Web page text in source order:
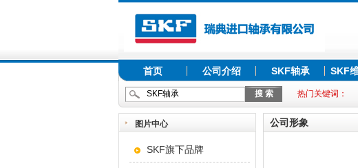
首页 公司介绍 SKF轴承 SKF
热门关键词：
图片中心
SKF旗下品牌
公司形象